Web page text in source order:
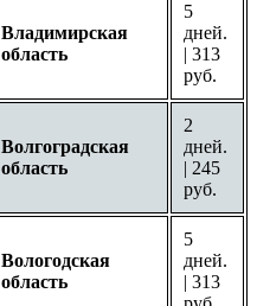
Владимирская
область
5
дней.
| 313
руб.
Волгоградская
область
2
дней.
| 245
руб.
Вологодская
область
5
дней.
| 313